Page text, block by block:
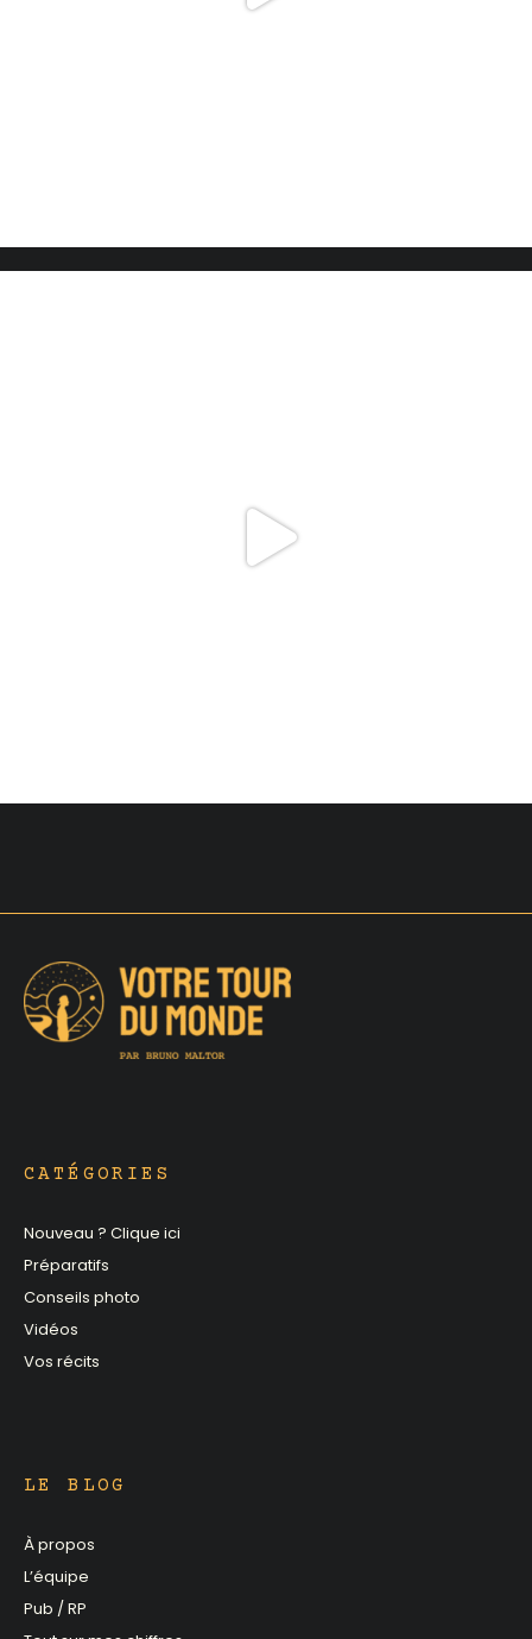
CATÉGORIES
Nouveau ? Clique ici
Préparatifs
Conseils photo
Vidéos
Vos récits
LE BLOG
À propos
L’équipe
Pub / RP